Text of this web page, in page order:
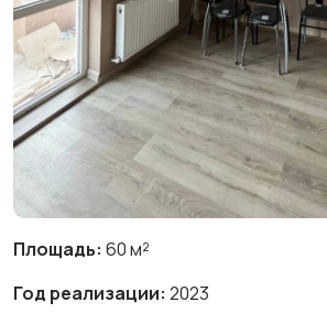
Площадь: 60 м²
Год реализации: 2023